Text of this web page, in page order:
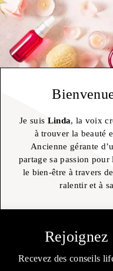
Je suis Linda, la voix
à trouver la beauté
Ancienne gérante
partage sa passion
le bien-être à travers
ralentir et à
Rejoignez
Recevez des conseils